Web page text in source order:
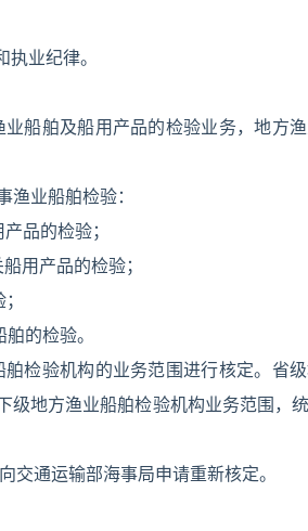
业纪律。
船舶及船用产品的检验业务，地方
业船舶检验：
品的检验；
用产品的检验；
的检验。
检验机构的业务范围进行核定。省
地方渔业船舶检验机构业务范围，
交通运输部海事局申请重新核定。